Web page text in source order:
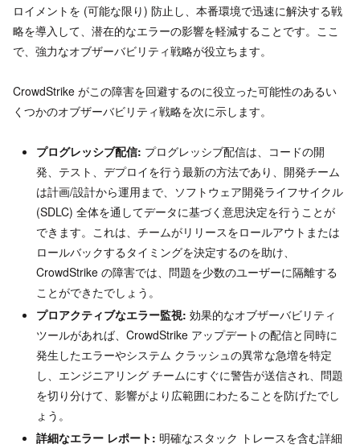
ロイメントを (可能な限り) 防止し、本番環境で迅速に解決する戦
略を導入して、潜在的なエラーの影響を軽減することです。ここ
で、強力なオブザーバビリティ戦略が役立ちます。
CrowdStrike がこの障害を回避するのに役立った可能性のあるい
くつかのオブザーバビリティ戦略を次に示します。
プログレッシブ配信: プログレッシブ配信は、コードの開
発、テスト、デプロイを行う最新の方法であり、開発チーム
は計画/設計から運用まで、ソフトウェア開発ライフサイクル
(SDLC) 全体を通してデータに基づく意思決定を行うことが
できます。これは、チームがリリースをロールアウトまたは
ロールバックするタイミングを決定するのを助け、
CrowdStrike の障害では、問題を少数のユーザーに隔離する
ことができたでしょう。
プロアクティブなエラー監視: 効果的なオブザーバビリティ
ツールがあれば、CrowdStrike アップデートの配信と同時に
発生したエラーやシステム クラッシュの異常な急増を特定
し、エンジニアリング チームにすぐに警告が送信され、問題
を切り分けて、影響がより広範囲にわたることを防げたでし
ょう。
詳細なエラー レポート: 明確なスタック トレースを含む詳細